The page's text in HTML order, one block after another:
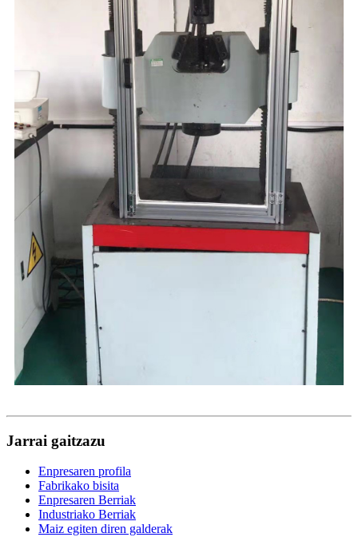
Jarrai gaitzazu
Enpresaren profila
Fabrikako bisita
Enpresaren Berriak
Industriako Berriak
Maiz egiten diren galderak